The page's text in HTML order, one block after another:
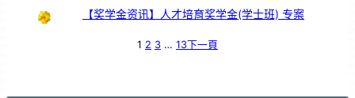
【奖学金资讯】人才培育奖学金(学士班) 专案
1 2 3 … 13下一頁